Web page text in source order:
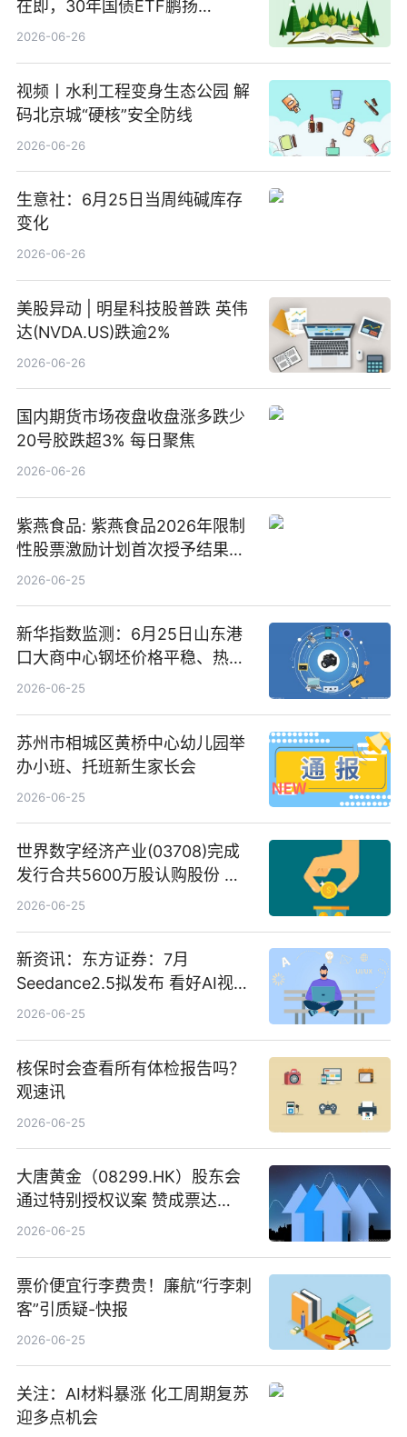
在即，30年国债ETF鹏扬
(511090) 盘中小幅上涨
2026-06-26
视频丨水利工程变身生态公园 解
码北京城“硬核”安全防线
2026-06-26
生意社：6月25日当周纯碱库存
变化
2026-06-26
美股异动 | 明星科技股普跌 英伟
达(NVDA.US)跌逾2%
2026-06-26
国内期货市场夜盘收盘涨多跌少
20号胶跌超3% 每日聚焦
2026-06-26
紫燕食品: 紫燕食品2026年限制
性股票激励计划首次授予结果公
告-微资讯
2026-06-25
新华指数监测：6月25日山东港
口大商中心钢坯价格平稳、热轧
C料价格微幅下跌
2026-06-25
苏州市相城区黄桥中心幼儿园举
办小班、托班新生家长会
2026-06-25
世界数字经济产业(03708)完成
发行合共5600万股认购股份 净
筹约1007万港元 独家焦点
2026-06-25
新资讯：东方证券：7月
Seedance2.5拟发布 看好AI视频
创作工作流进一步提效
2026-06-25
核保时会查看所有体检报告吗？
观速讯
2026-06-25
大唐黄金（08299.HK）股东会
通过特别授权议案 赞成票达
100%_新动态
2026-06-25
票价便宜行李费贵！廉航“行李刺
客”引质疑-快报
2026-06-25
关注：AI材料暴涨 化工周期复苏
迎多点机会